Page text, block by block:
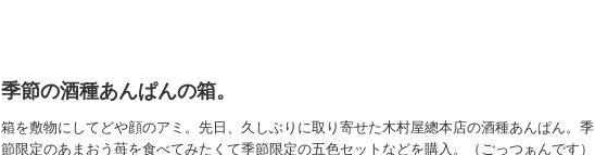
季節の酒種あんぱんの箱。
箱を敷物にしてどや顔のアミ。先日、久しぶりに取り寄せた木村屋總本店の酒種あんぱん。季
節限定のあまおう苺を食べてみたくて季節限定の五色セットなどを購入。（ごっつぁんです）